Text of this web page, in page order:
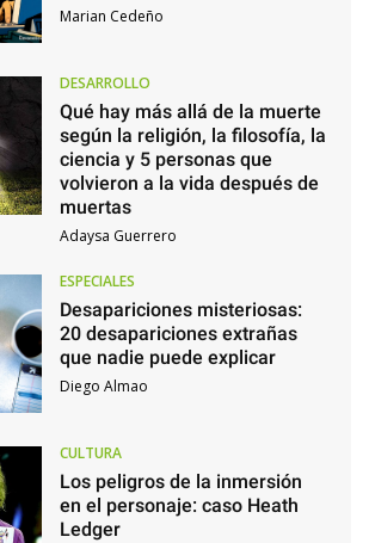
Marian Cedeño
DESARROLLO
Qué hay más allá de la muerte
según la religión, la filosofía, la
ciencia y 5 personas que
volvieron a la vida después de
muertas
Adaysa Guerrero
ESPECIALES
Desapariciones misteriosas:
20 desapariciones extrañas
que nadie puede explicar
Diego Almao
CULTURA
Los peligros de la inmersión
en el personaje: caso Heath
Ledger